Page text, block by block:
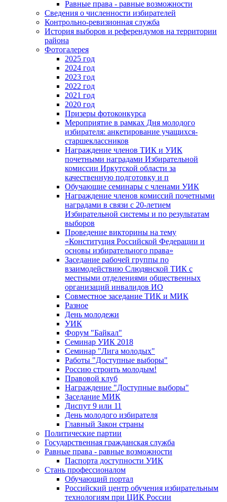
Равные права - равные возможности
Сведения о численности избирателей
Контрольно-ревизионная служба
История выборов и референдумов на территории
района
Фотогалерея
2025 год
2024 год
2023 год
2022 год
2021 год
2020 год
Призеры фотоконкурса
Мероприятие в рамках Дня молодого
избирателя: анкетирование учащихся-
старшеклассников
Награждение членов ТИК и УИК
почетными наградами Избирательной
комиссии Иркутской области за
качественную подготовку и п
Обучающие семинары с членами УИК
Награждение членов комиссий почетными
наградами в связи с 20-летием
Избирательной системы и по результатам
выборов
Проведение викторины на тему
«Конституция Российской Федерации и
основы избирательного права»
Заседание рабочей группы по
взаимодействию Слюдянской ТИК с
местными отделениями общественных
организаций инвалидов ИО
Совместное заседание ТИК и МИК
Разное
День молодежи
УИК
Форум "Байкал"
Семинар УИК 2018
Семинар "Лига молодых"
Работы "Доступные выборы"
Россию строить молодым!
Правовой клуб
Награждение "Доступные выборы"
Заседание МИК
Диспут 9 или 11
День молодого избирателя
Главный Закон страны
Политические партии
Государственная гражданская служба
Равные права - равные возможности
Паспорта доступности УИК
Стань профессионалом
Обучающий портал
Российский центр обучения избирательным
технологиям при ЦИК России